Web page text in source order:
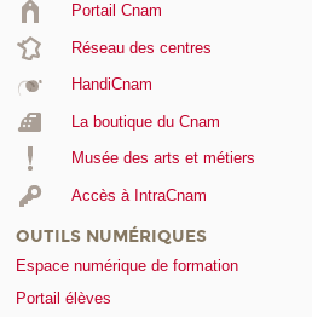
Portail Cnam
Réseau des centres
HandiCnam
La boutique du Cnam
Musée des arts et métiers
Accès à IntraCnam
OUTILS NUMÉRIQUES
Espace numérique de formation
Portail élèves